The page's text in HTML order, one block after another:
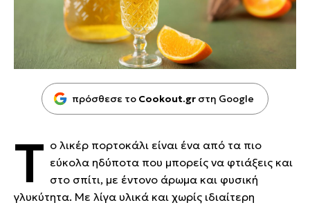
πρόσθεσε το Cookout.gr στη Google
Τ ο λικέρ πορτοκάλι είναι ένα από τα πιο
εύκολα ηδύποτα που μπορείς να φτιάξεις και
στο σπίτι, με έντονο άρωμα και φυσική
γλυκύτητα. Με λίγα υλικά και χωρίς ιδιαίτερη